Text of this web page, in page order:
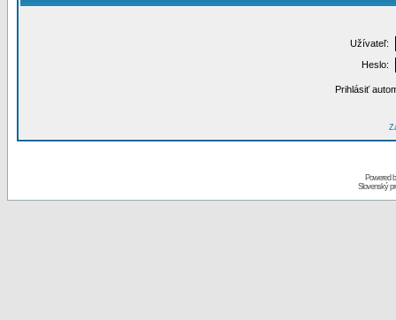
Užívateľ:
Heslo:
Prihlásiť
Powered
Slovenský